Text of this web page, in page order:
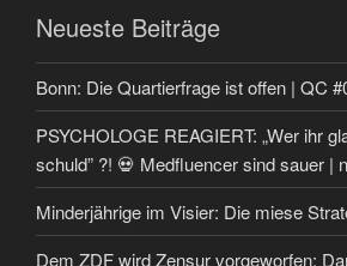
Neueste Beiträge
Bonn: Die Quartierfrage ist offen | QC
PSYCHOLOGE REAGIERT: „Wer ihr
schuld” ?! 💀 Medfluencer sind sauer |
Minderjährige im Visier: Die miese
Dem ZDF wird Zensur vorgeworfen: